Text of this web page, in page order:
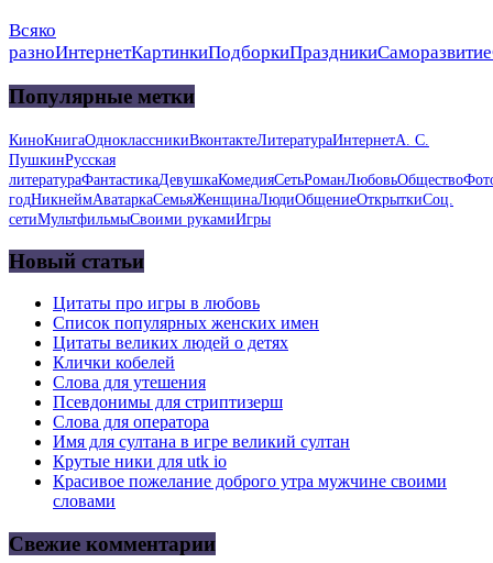
Всяко
разноИнтернетКартинкиПодборкиПраздникиСаморазвитие
Популярные метки
КиноКнигаОдноклассникиВконтактеЛитератураИнтернетА. С.
ПушкинРусская
литератураФантастикаДевушкаКомедияСетьРоманЛюбовьОбщество
годНикнеймАватаркаСемьяЖенщинаЛюдиОбщениеОткрыткиСоц.
сетиМультфильмыСвоими рукамиИгры
Новый статьи
Цитаты про игры в любовь
Список популярных женских имен
Цитаты великих людей о детях
Клички кобелей
Слова для утешения
Псевдонимы для стриптизерш
Слова для оператора
Имя для султана в игре великий султан
Крутые ники для utk io
Красивое пожелание доброго утра мужчине своими
словами
Свежие комментарии